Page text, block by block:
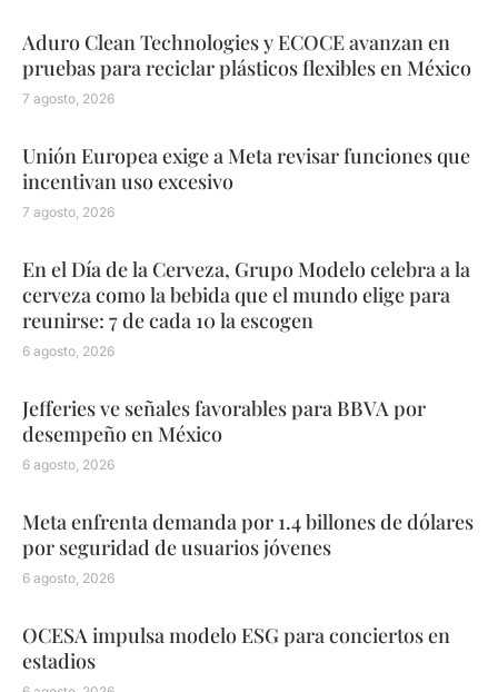
Aduro Clean Technologies y ECOCE avanzan en
pruebas para reciclar plásticos flexibles en México
7 agosto, 2026
Unión Europea exige a Meta revisar funciones que
incentivan uso excesivo
7 agosto, 2026
En el Día de la Cerveza, Grupo Modelo celebra a la
cerveza como la bebida que el mundo elige para
reunirse: 7 de cada 10 la escogen
6 agosto, 2026
Jefferies ve señales favorables para BBVA por
desempeño en México
6 agosto, 2026
Meta enfrenta demanda por 1.4 billones de dólares
por seguridad de usuarios jóvenes
6 agosto, 2026
OCESA impulsa modelo ESG para conciertos en
estadios